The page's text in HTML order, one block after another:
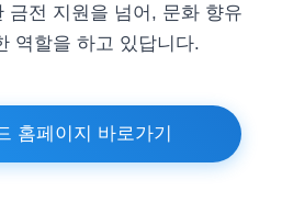
금전 지원을 넘어, 문화 향유
역할을 하고 있답니다.
홈페이지 바로가기